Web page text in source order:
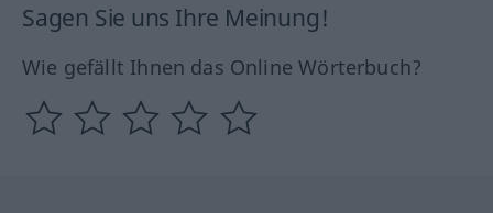
Sagen Sie uns Ihre Meinung!
Wie gefällt Ihnen das Online Wörterbuch?